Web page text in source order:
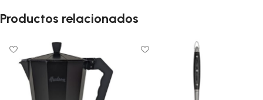
Productos relacionados